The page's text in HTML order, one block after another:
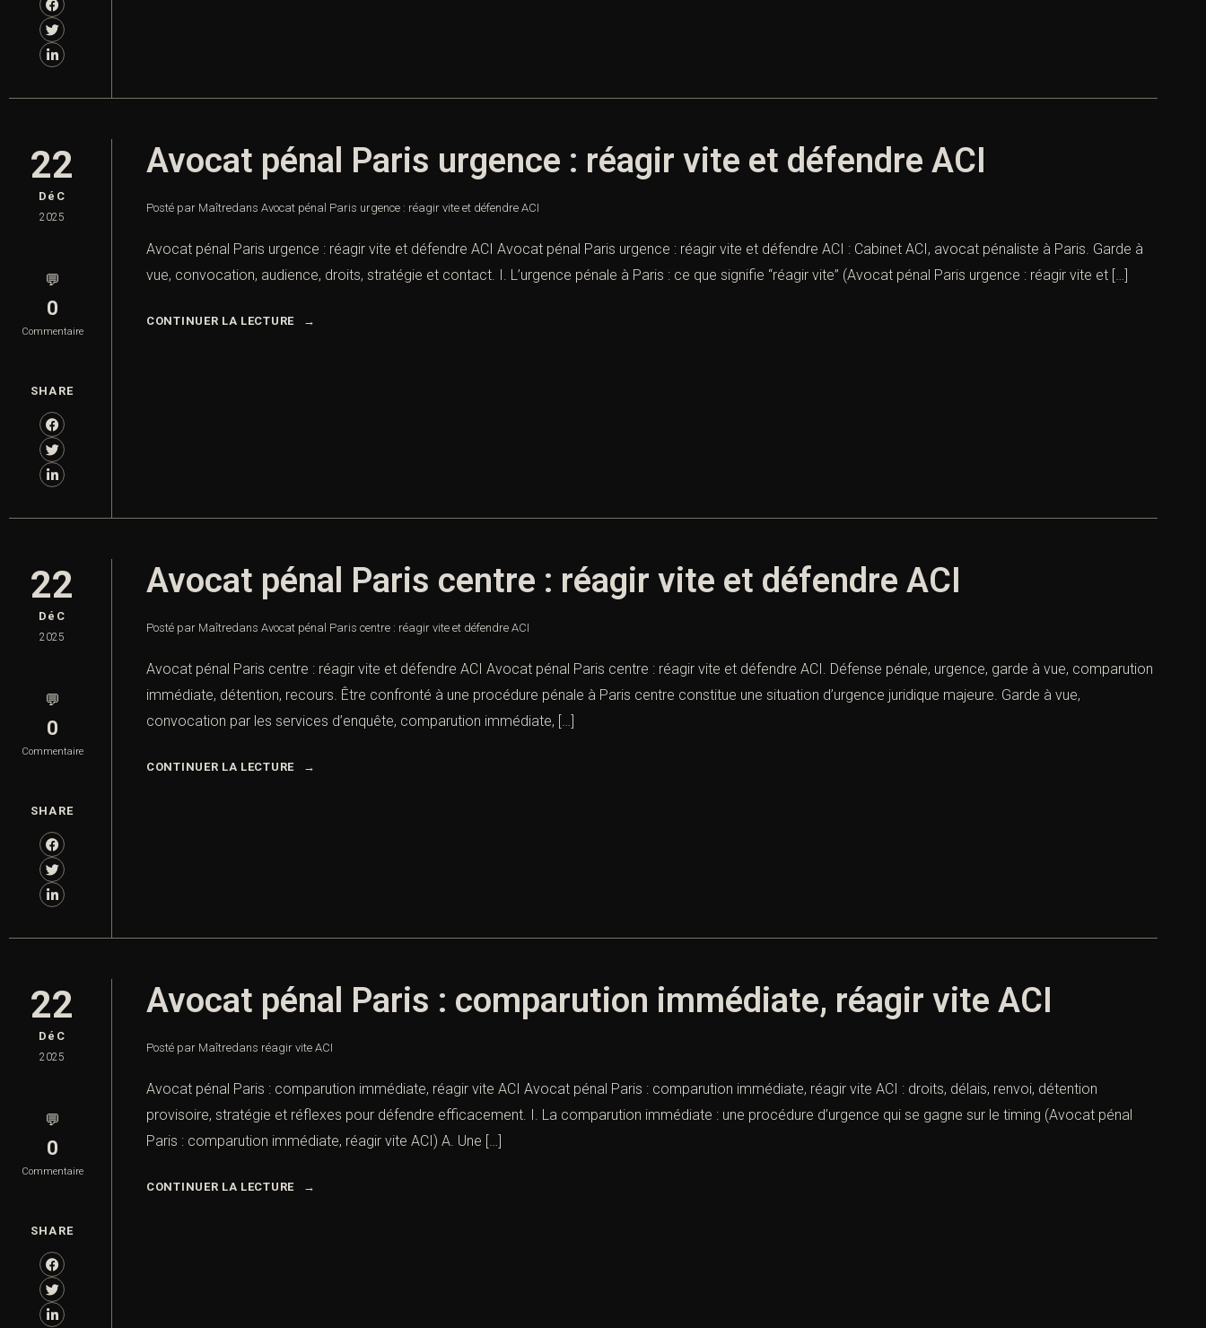
22
DéC
2025
💬
0
Commentaire
SHARE
Avocat pénal Paris urgence : réagir vite et défendre ACI
Posté par Maîtredans Avocat pénal Paris urgence : réagir vite et défendre ACI
Avocat pénal Paris urgence : réagir vite et défendre ACI Avocat pénal Paris urgence : réagir vite et défendre ACI : Cabinet ACI, avocat pénaliste à Paris. Garde à
vue, convocation, audience, droits, stratégie et contact. I. L’urgence pénale à Paris : ce que signifie “réagir vite” (Avocat pénal Paris urgence : réagir vite et […]
CONTINUER LA LECTURE
22
DéC
2025
💬
0
Commentaire
SHARE
Avocat pénal Paris centre : réagir vite et défendre ACI
Posté par Maîtredans Avocat pénal Paris centre : réagir vite et défendre ACI
Avocat pénal Paris centre : réagir vite et défendre ACI Avocat pénal Paris centre : réagir vite et défendre ACI. Défense pénale, urgence, garde à vue, comparution
immédiate, détention, recours. Être confronté à une procédure pénale à Paris centre constitue une situation d’urgence juridique majeure. Garde à vue,
convocation par les services d’enquête, comparution immédiate, […]
CONTINUER LA LECTURE
22
DéC
2025
💬
0
Commentaire
SHARE
Avocat pénal Paris : comparution immédiate, réagir vite ACI
Posté par Maîtredans réagir vite ACI
Avocat pénal Paris : comparution immédiate, réagir vite ACI Avocat pénal Paris : comparution immédiate, réagir vite ACI : droits, délais, renvoi, détention
provisoire, stratégie et réflexes pour défendre efficacement. I. La comparution immédiate : une procédure d’urgence qui se gagne sur le timing (Avocat pénal
Paris : comparution immédiate, réagir vite ACI) A. Une […]
CONTINUER LA LECTURE